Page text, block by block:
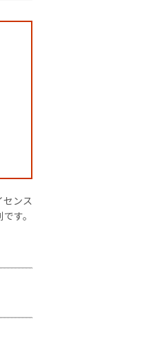
ンス
す。